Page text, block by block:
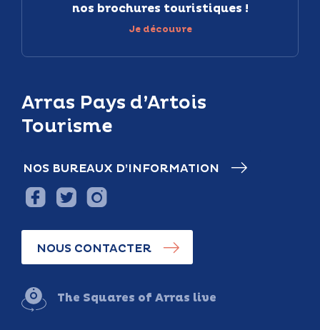
Arras Pays d’Artois
Tourisme
NOS BUREAUX D’INFORMATION
NOUS CONTACTER
The Squares of Arras live
nos brochures touristiques !
Je découvre